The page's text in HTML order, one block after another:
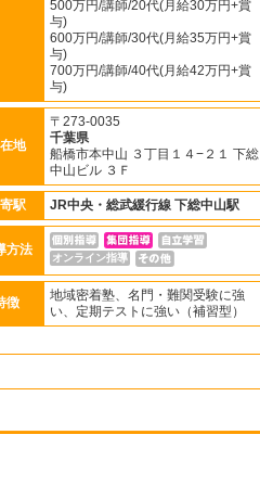
500万円/講師/20代(月給30万円+賞
与)
600万円/講師/30代(月給35万円+賞
与)
700万円/講師/40代(月給42万円+賞
与)
地
〒273-0035
千葉県
船橋市本中山 ３丁目１４−２１ 下総
中山ビル ３Ｆ
駅 JR中央・総武緩行線 下総中山駅
方法
オンライン指導
徴
地域密着塾、名門・難関受験に強
い、定期テストに強い（補習型）